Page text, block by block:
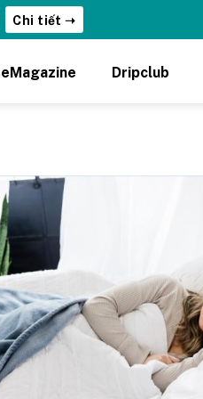
Chi tiết ➝
eMagazine Dripclub